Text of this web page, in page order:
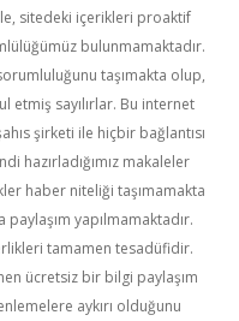
sitedeki içerikleri proaktif
bulunmamaktadır.
taşımakta olup,
etmiş sayılırlar. Bu internet
şirketi ile hiçbir bağlantısı
hazırladığımız makaleler
haber niteliği taşımamakta
yapılmamaktadır.
tamamen tesadüfidir.
ücretsiz bir bilgi paylaşım
aykırı olduğunu